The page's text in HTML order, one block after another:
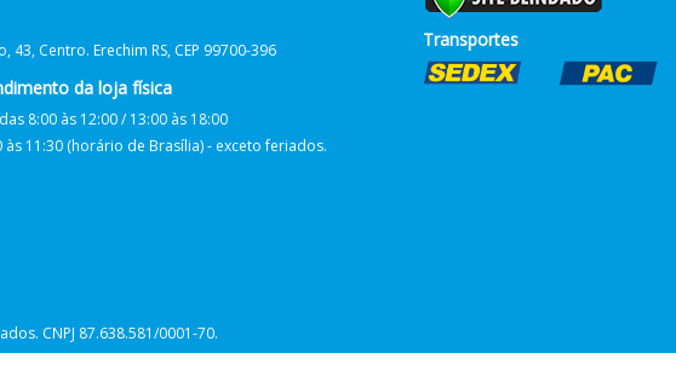
43, Centro. Erechim RS, CEP 99700-396
da loja física
8:00 às 12:00 / 13:00 às 18:00
às 11:30 (horário de Brasília) - exceto feriados.
Transportes
CNPJ 87.638.581/0001-70.